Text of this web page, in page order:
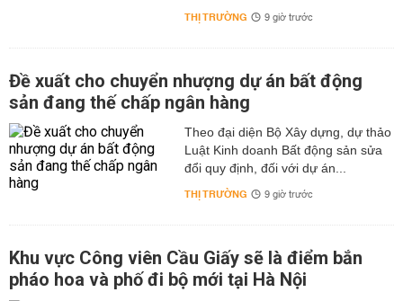
THỊ TRƯỜNG 9 giờ trước
Đề xuất cho chuyển nhượng dự án bất động
sản đang thế chấp ngân hàng
Theo đại diện Bộ Xây dựng, dự thảo
Luật Kinh doanh Bất động sản sửa
đổi quy định, đối với dự án...
THỊ TRƯỜNG 9 giờ trước
Khu vực Công viên Cầu Giấy sẽ là điểm bắn
pháo hoa và phố đi bộ mới tại Hà Nội